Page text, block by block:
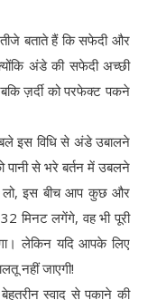
बताते हैं कि सफेदी और
अंडे की सफेदी अच्छी
ज़र्दी को परफेक्ट पकने
इस विधि से अंडे उबालने
पानी से भरे बर्तन में उबलने
लो, इस बीच आप कुछ और
मिनट लगेंगे, वह भी पूरी
लेकिन यदि आपके लिए
नहीं जाएगी!
स्वाद से पकाने की